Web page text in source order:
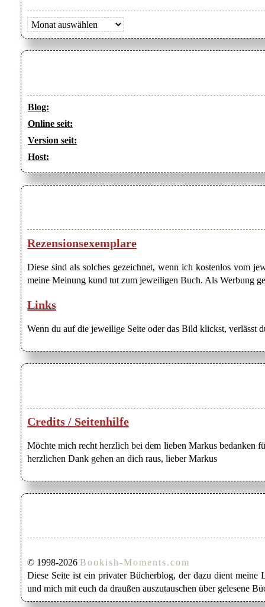
Archiv
Blog:
Online seit:
Version seit:
Host:
Rezensionsexemplare
Diese sind als solches gezeichnet, wenn ich kostenlos vom
meine Meinung kund tut zum jeweiligen Buch. Als Werbung
Links
Wenn du auf die jeweilige Seite oder das Bild klickst, verlässt
Credits / Seitenhilfe
Möchte mich recht herzlich bei dem lieben Markus bedanken
herzlichen Dank gehen an dich raus, lieber Markus
© 1998-2026 Bookish-Moments.com
Diese Seite ist ein privater Bücherblog, der dazu dient meine
und mich mit euch da draußen auszutauschen über gelesene